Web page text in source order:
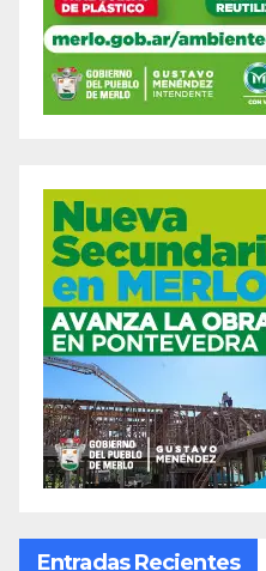
Entradas Recientes